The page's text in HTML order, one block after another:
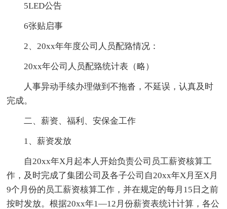
5LED公告
6张贴启事
2、20xx年年度公司人员配臵情况：
20xx年公司人员配臵统计表（略）
人事异动手续办理做到不拖沓，不延误，认真及时
完成。
二、薪资、福利、安保金工作
1、薪资发放
自20xx年X月起本人开始负责公司员工薪资核算工
作，及时完成了集团公司及各子公司自20xx年X月至X月
9个月份的员工薪资核算工作，并在规定的每月15日之前
按时发放。根据20xx年1—12月份薪资表统计计算，各公